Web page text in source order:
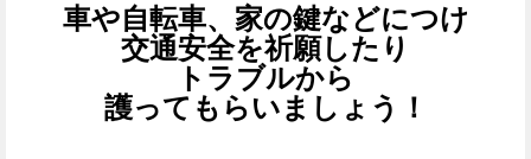
車や自転車、家の鍵などにつけ
交通安全を祈願したり
トラブルから
護ってもらいましょう！